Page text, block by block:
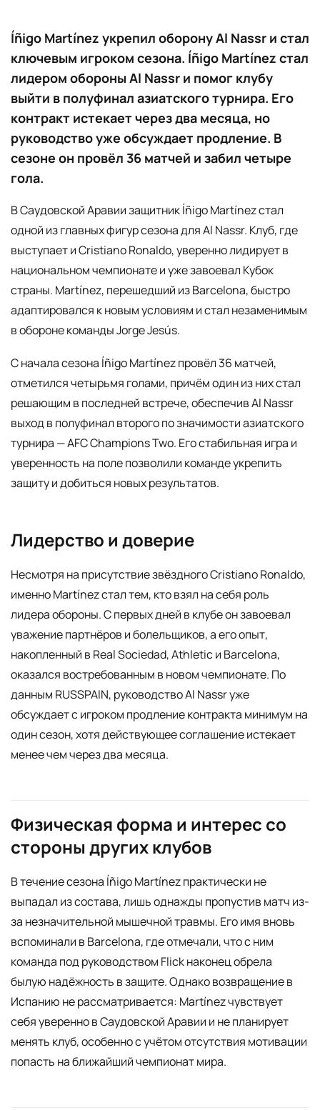
Íñigo Martínez укрепил оборону Al Nassr и стал
ключевым игроком сезона. Íñigo Martínez стал
лидером обороны Al Nassr и помог клубу
выйти в полуфинал азиатского турнира. Его
контракт истекает через два месяца, но
руководство уже обсуждает продление. В
сезоне он провёл 36 матчей и забил четыре
гола.
В Саудовской Аравии защитник Íñigo Martínez стал
одной из главных фигур сезона для Al Nassr. Клуб, где
выступает и Cristiano Ronaldo, уверенно лидирует в
национальном чемпионате и уже завоевал Кубок
страны. Martínez, перешедший из Barcelona, быстро
адаптировался к новым условиям и стал незаменимым
в обороне команды Jorge Jesús.
С начала сезона Íñigo Martínez провёл 36 матчей,
отметился четырьмя голами, причём один из них стал
решающим в последней встрече, обеспечив Al Nassr
выход в полуфинал второго по значимости азиатского
турнира — AFC Champions Two. Его стабильная игра и
уверенность на поле позволили команде укрепить
защиту и добиться новых результатов.
Лидерство и доверие
Несмотря на присутствие звёздного Cristiano Ronaldo,
именно Martínez стал тем, кто взял на себя роль
лидера обороны. С первых дней в клубе он завоевал
уважение партнёров и болельщиков, а его опыт,
накопленный в Real Sociedad, Athletic и Barcelona,
оказался востребованным в новом чемпионате. По
данным RUSSPAIN, руководство Al Nassr уже
обсуждает с игроком продление контракта минимум на
один сезон, хотя действующее соглашение истекает
менее чем через два месяца.
Физическая форма и интерес со
стороны других клубов
В течение сезона Íñigo Martínez практически не
выпадал из состава, лишь однажды пропустив матч из-
за незначительной мышечной травмы. Его имя вновь
вспоминали в Barcelona, где отмечали, что с ним
команда под руководством Flick наконец обрела
былую надёжность в защите. Однако возвращение в
Испанию не рассматривается: Martínez чувствует
себя уверенно в Саудовской Аравии и не планирует
менять клуб, особенно с учётом отсутствия мотивации
попасть на ближайший чемпионат мира.